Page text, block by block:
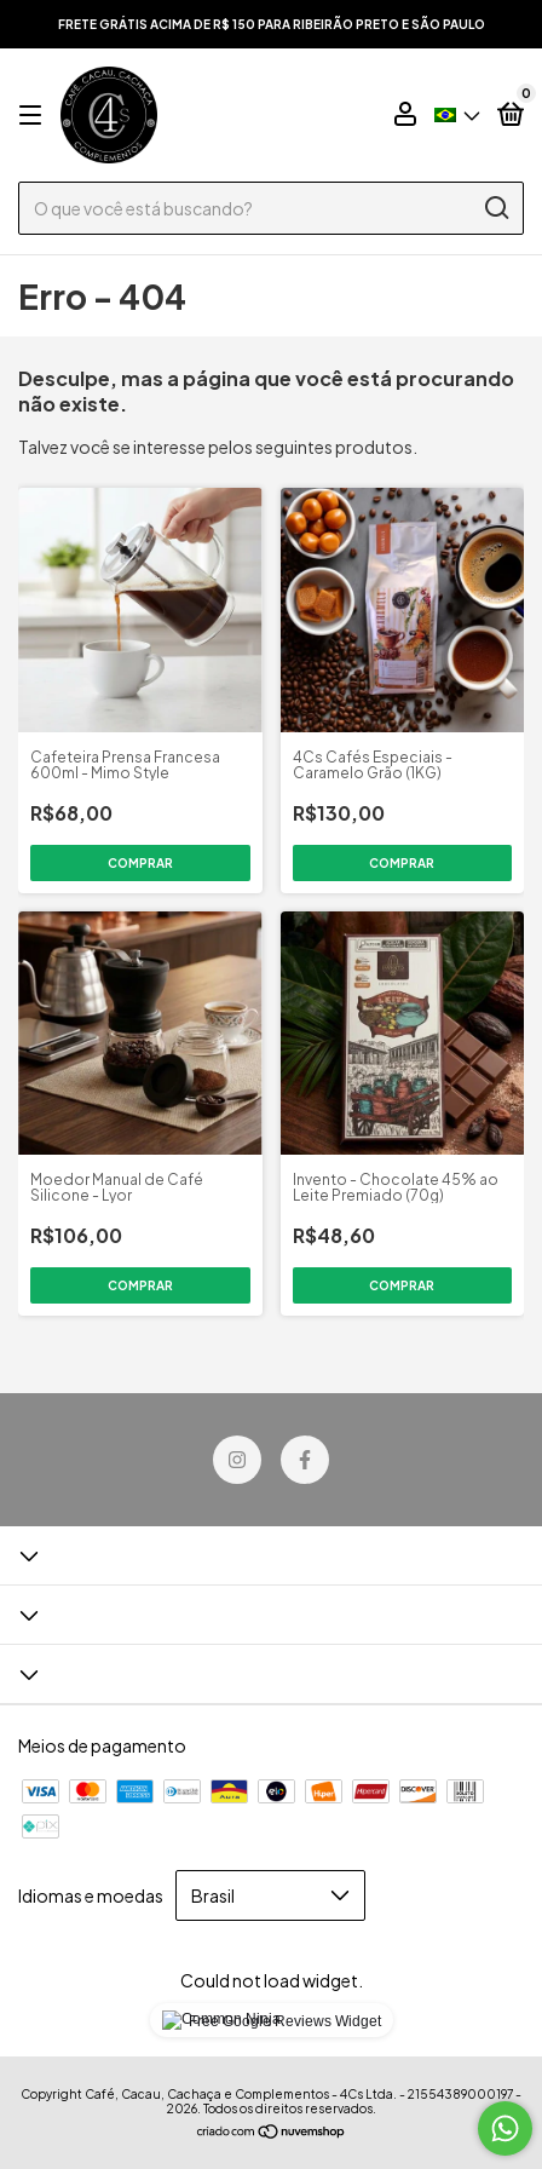
FRETE GRÁTIS ACIMA DE R$ 150 PARA RIBEIRÃO PRETO E SÃO PAULO
0
Erro - 404
Desculpe, mas a página que você está procurando
não existe.
Talvez você se interesse pelos seguintes produtos.
Cafeteira Prensa Francesa
600ml - Mimo Style
R$68,00
4Cs Cafés Especiais -
Caramelo Grão (1KG)
R$130,00
Moedor Manual de Café
Silicone - Lyor
R$106,00
Invento - Chocolate 45% ao
Leite Premiado (70g)
R$48,60
Meios de pagamento
Idiomas e moedas
Could not load widget.
Free Google Reviews Widget
Copyright Café, Cacau, Cachaça e Complementos - 4Cs Ltda. - 21554389000197 -
2026. Todos os direitos reservados.